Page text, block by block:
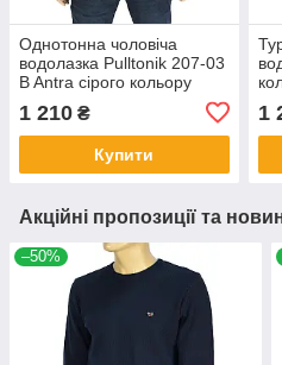
Однотонна чоловіча
водолазка Pulltonik 207-03
B Antra сірого кольору
1 210 ₴
Купити
1
Акційні пропозиції та
–50%